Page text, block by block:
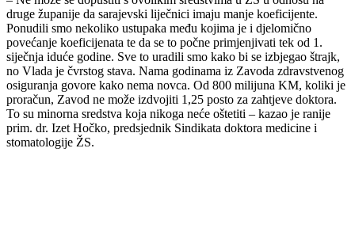
druge županije da sarajevski liječnici imaju manje koeficijente.
Ponudili smo nekoliko ustupaka među kojima je i djelomično
povećanje koeficijenata te da se to počne primjenjivati tek od 1.
siječnja iduće godine. Sve to uradili smo kako bi se izbjegao štrajk,
no Vlada je čvrstog stava. Nama godinama iz Zavoda zdravstvenog
osiguranja govore kako nema novca. Od 800 milijuna KM, koliki je
proračun, Zavod ne može izdvojiti 1,25 posto za zahtjeve doktora.
To su minorna sredstva koja nikoga neće oštetiti – kazao je ranije
prim. dr. Izet Hočko, predsjednik Sindikata doktora medicine i
stomatologije ŽS.